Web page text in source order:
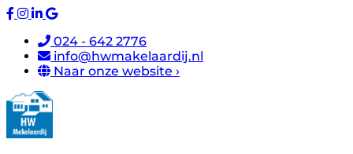
024 - 642 2776
info@hwmakelaardij.nl
Naar onze website ›